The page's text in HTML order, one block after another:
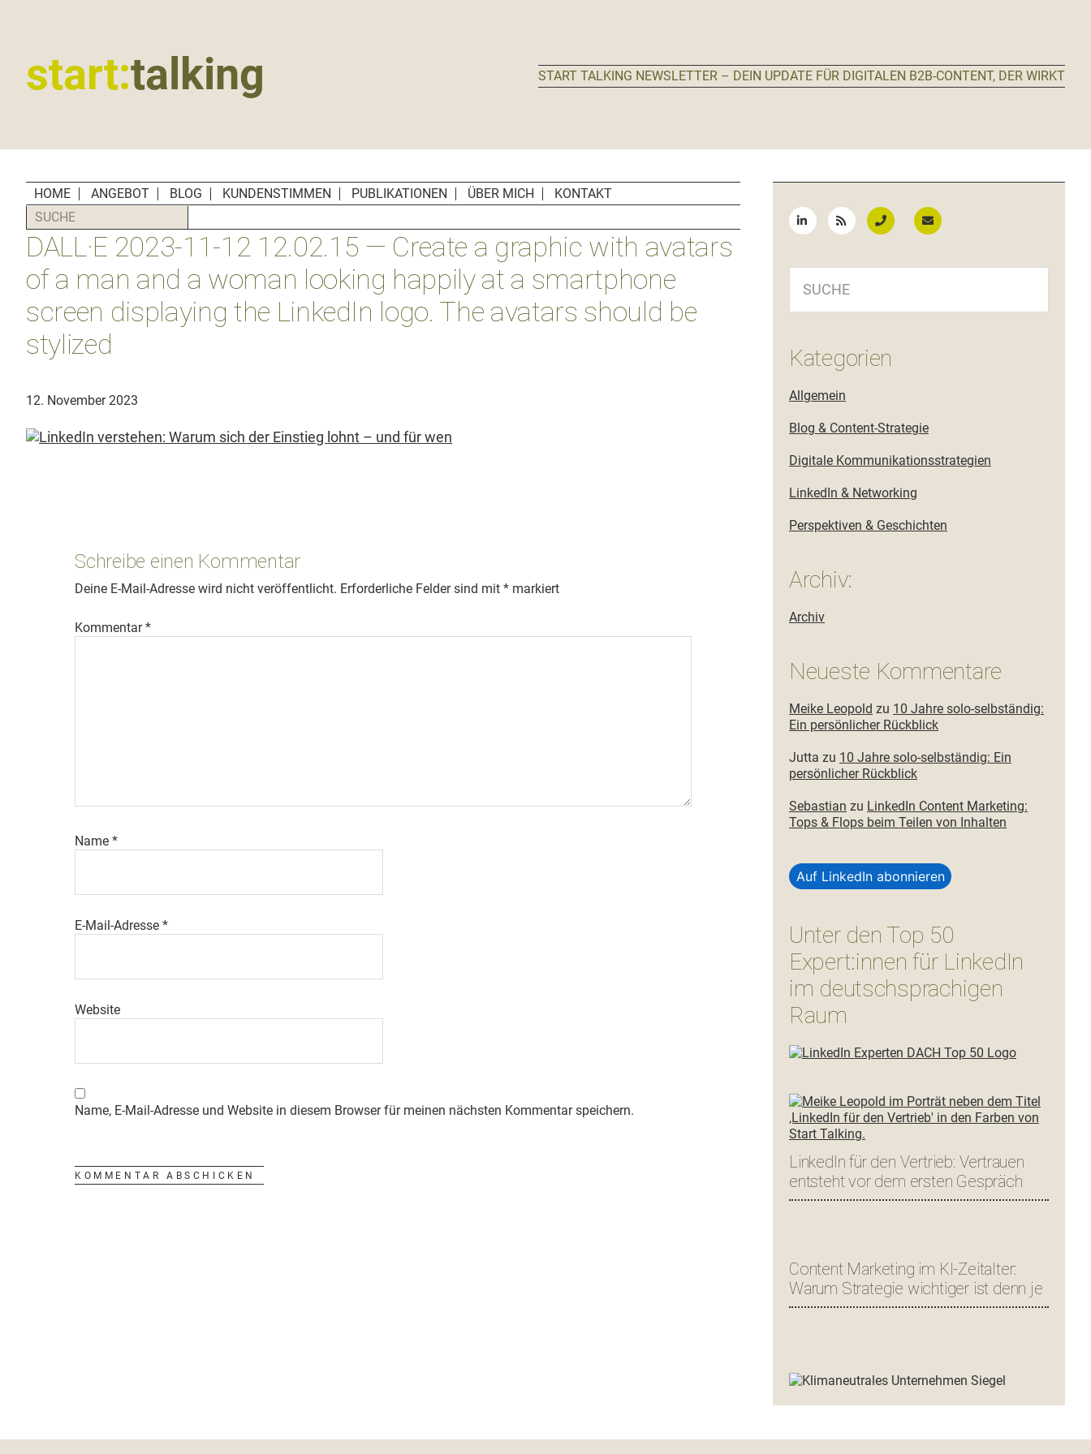
start:talking
für
Unternehmen,
Social
Media
Manager
und
PR-
Agenturen
START TALKING NEWSLETTER – DEIN UPDATE FÜR DIGITALEN B2B-CONTENT, DER WIRKT
HOME ANGEBOT BLOG KUNDENSTIMMEN PUBLIKATIONEN ÜBER MICH
KONTAKT
SUCHE
DALL·E 2023-11-12 12.02.15 — Create a graphic with avatars
of a man and a woman looking happily at a smartphone
screen displaying the LinkedIn logo. The avatars should be
stylized
12. November 2023
Schreibe einen Kommentar
Deine E-Mail-Adresse wird nicht veröffentlicht. Erforderliche Felder sind mit * markiert
Kommentar*
Name *
E-Mail-Adresse *
Website
Name, E-Mail-Adresse und Website in diesem Browser für meinen nächsten Kommentar speichern.
Kategorien
Allgemein
Blog & Content-Strategie
Digitale Kommunikationsstrategien
LinkedIn & Networking
Perspektiven & Geschichten
Archiv:
Archiv
Neueste Kommentare
Meike Leopold zu 10 Jahre solo-selbständig:
Ein persönlicher Rückblick
Jutta zu 10 Jahre solo-selbständig: Ein
persönlicher Rückblick
Sebastian zu LinkedIn Content Marketing:
Tops & Flops beim Teilen von Inhalten
Auf LinkedIn abonnieren
Unter den Top 50
Expert:innen für LinkedIn
im deutschsprachigen
Raum
LinkedIn für den Vertrieb: Vertrauen
entsteht vor dem ersten Gespräch
Content Marketing im KI-Zeitalter:
Warum Strategie wichtiger ist denn je